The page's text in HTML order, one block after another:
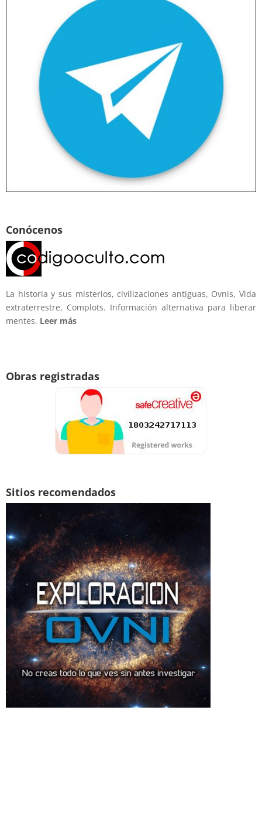
Conócenos
La historia y sus misterios, civilizaciones antiguas, Ovnis, Vida
extraterrestre, Complots. Información alternativa para liberar
mentes. Leer más
Obras registradas
Sitios recomendados